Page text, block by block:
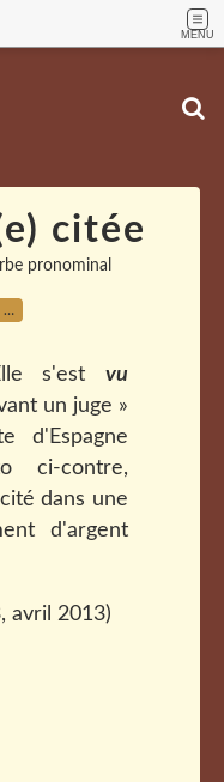
MENU
citée
pronominal
…
s'est vu
un juge »
d'Espagne
ci-contre,
dans une
d'argent
avril 2013)